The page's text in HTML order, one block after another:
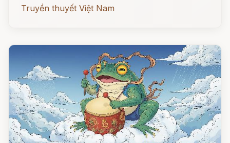
Truyền thuyết Việt Nam